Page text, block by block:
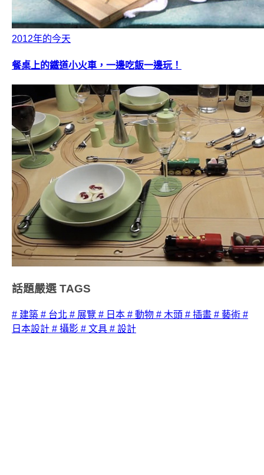
2012年的今天
餐桌上的鐵道小火車，一邊吃飯一邊玩！
話題嚴選 TAGS
# 建築 # 台北 # 展覽 # 日本 # 動物 # 木頭 # 插畫 # 藝術 #
日本設計 # 攝影 # 文具 # 設計